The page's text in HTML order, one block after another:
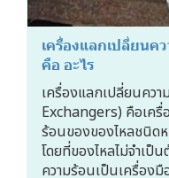
เครื่องแลกเปลี่ยนค
คือ อะไร
เครื่องแลกเปลี่ยนคว
Exchangers) คือเครื่
ร้อนของของไหลชนิด
โดยที่ของไหลไม่จำเ
ความร้อนเป็นเครื่อง